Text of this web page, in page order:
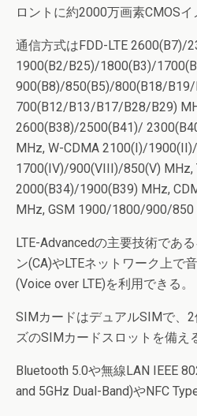
ロントに約2000万画素CMOSイ
通信方式はFDD-LTE 2600(B7)/
1900(B2/B25)/1800(B3)/
900(B8)/850(B5)/800(B18/
700(B12/B13/B17/B28/B29)
2600(B38)/2500(B41)/
MHz, W-CDMA 2100(I)/1900(II)/
1700(IV)/900(VIII)/850(V) MHz,
2000(B34)/1900(B39) MHz,
MHz, GSM 1900/1800/900/850
LTE-Advancedの主要技術であ
ン(CA)やLTEネットワーク上で
(Voice over LTE)を利用できる。
SIMカードはデュアルSIMで、2
ズのSIMカードスロットを備え
Bluetooth 5.0や無線LAN IEEE
and 5GHz Dual-Band)やNFC